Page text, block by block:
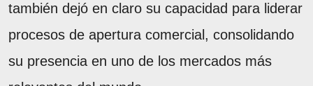
también dejó en claro su capacidad para liderar
procesos de apertura comercial, consolidando
su presencia en uno de los mercados más